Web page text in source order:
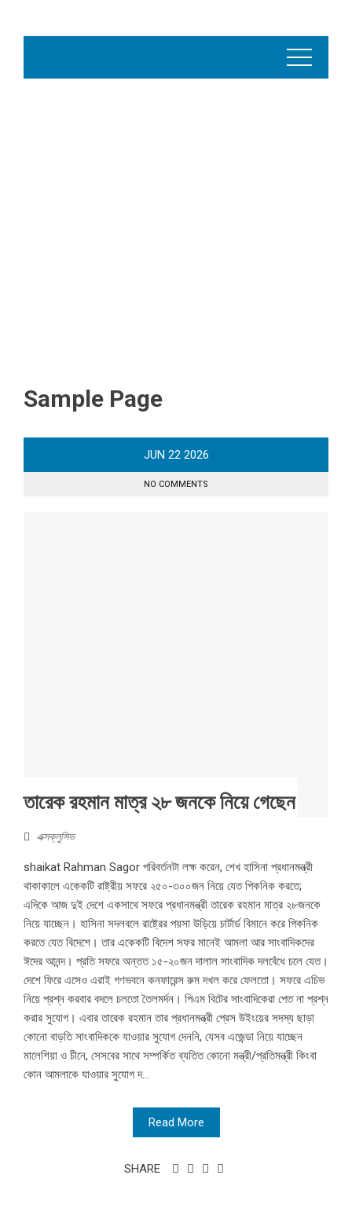
Sample Page
JUN 22 2026
NO COMMENTS
তারেক রহমান মাত্র ২৮ জনকে নিয়ে গেছেন
এক্সক্লুসিভ
shaikat Rahman Sagor পরিবর্তনটা লক্ষ করেন, শেখ হাসিনা প্রধানমন্ত্রী
থাকাকালে একেকটি রাষ্ট্রীয় সফরে ২৫০-৩০০জন নিয়ে যেত পিকনিক করতে;
এদিকে আজ দুই দেশে একসাথে সফরে প্রধানমন্ত্রী তারেক রহমান মাত্র ২৮জনকে
নিয়ে যাচ্ছেন। হাসিনা সদলবলে রাষ্ট্রের পয়সা উড়িয়ে চার্টার্ড বিমানে করে পিকনিক
করতে যেত বিদেশে। তার একেকটি বিদেশ সফর মানেই আমলা আর সাংবাদিকদের
ঈদের আনন্দ। প্রতি সফরে অন্তত ১৫-২০জন দালাল সাংবাদিক দলবেঁধে চলে যেত।
দেশে ফিরে এসেও এরাই গণভবনে কনফারেন্স রুম দখল করে ফেলতো। সফরে এচিভ
নিয়ে প্রশ্ন করবার বদলে চলতো তৈলমর্দন। পিএম বিটের সাংবাদিকেরা পেত না প্রশ্ন
করার সুযোগ। এবার তারেক রহমান তার প্রধানমন্ত্রী প্রেস উইংয়ের সদস্য ছাড়া
কোনো বাড়তি সাংবাদিককে যাওয়ার সুযোগ দেননি, যেসব এজেন্ডা নিয়ে যাচ্ছেন
মালেশিয়া ও চীনে, সেসবের সাথে সম্পর্কিত ব্যতিত কোনো মন্ত্রী/প্রতিমন্ত্রী কিংবা
কোন আমলাকে যাওয়ার সুযোগ দ...
Read More
SHARE